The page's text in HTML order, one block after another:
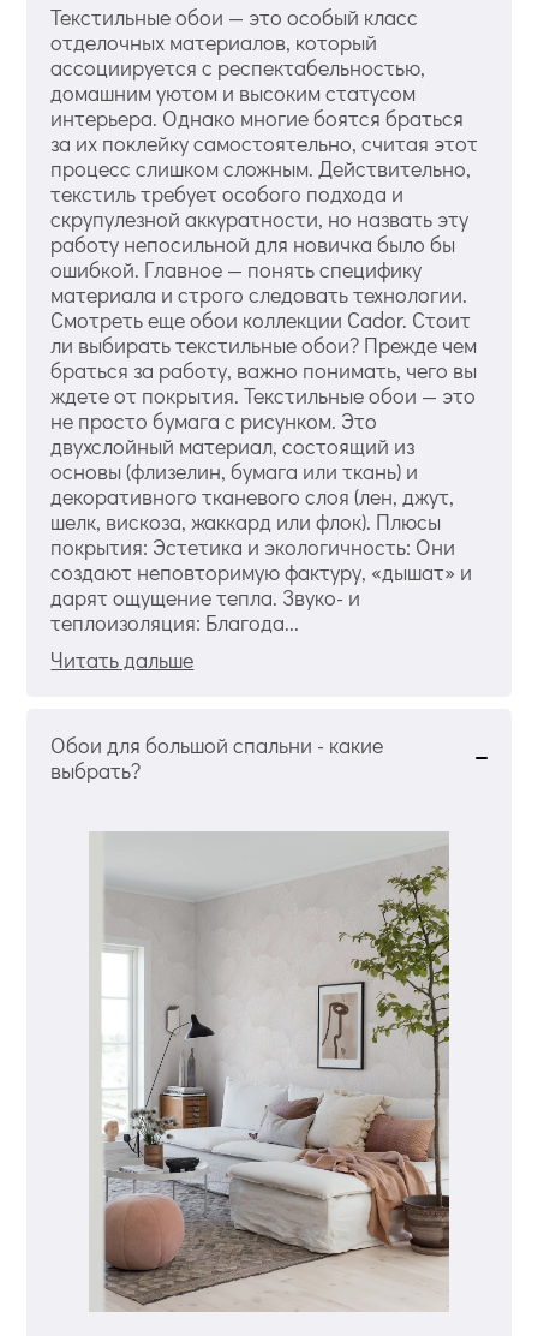
Текстильные обои — это особый класс
отделочных материалов, который
ассоциируется с респектабельностью,
домашним уютом и высоким статусом
интерьера. Однако многие боятся браться
за их поклейку самостоятельно, считая этот
процесс слишком сложным. Действительно,
текстиль требует особого подхода и
скрупулезной аккуратности, но назвать эту
работу непосильной для новичка было бы
ошибкой. Главное — понять специфику
материала и строго следовать технологии.
Смотреть еще обои коллекции Cador. Стоит
ли выбирать текстильные обои? Прежде чем
браться за работу, важно понимать, чего вы
ждете от покрытия. Текстильные обои — это
не просто бумага с рисунком. Это
двухслойный материал, состоящий из
основы (флизелин, бумага или ткань) и
декоративного тканевого слоя (лен, джут,
шелк, вискоза, жаккард или флок). Плюсы
покрытия: Эстетика и экологичность: Они
создают неповторимую фактуру, «дышат» и
дарят ощущение тепла. Звуко- и
теплоизоляция: Благода...
Читать дальше
Обои для большой спальни - какие
выбрать?